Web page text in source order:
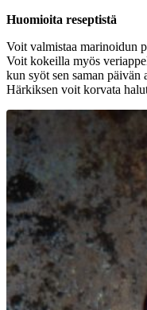
Huomioita reseptistä
Voit valmistaa marinoidun
Voit kokeilla myös
kun syöt sen saman päivän
Härkiksen voit korvata